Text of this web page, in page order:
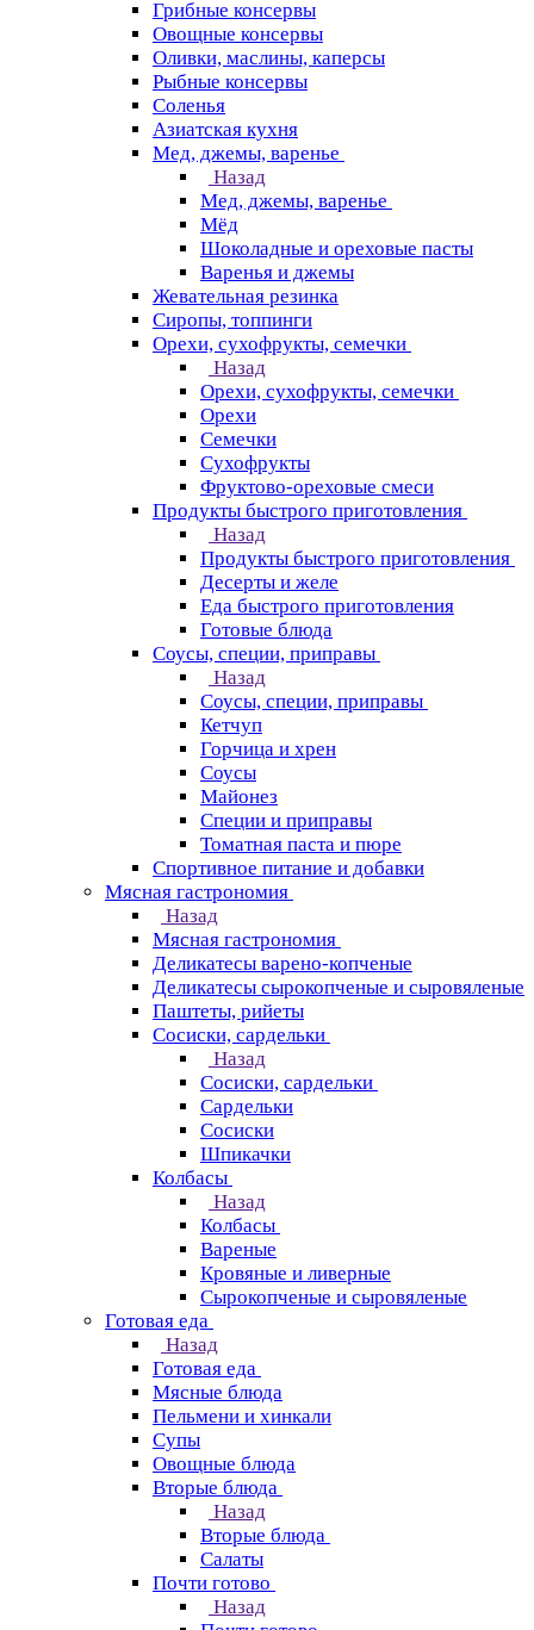
Грибные консервы
Овощные консервы
Оливки, маслины, каперсы
Рыбные консервы
Соленья
Азиатская кухня
Мед, джемы, варенье
Назад
Мед, джемы, варенье
Мёд
Шоколадные и ореховые пасты
Варенья и джемы
Жевательная резинка
Сиропы, топпинги
Орехи, сухофрукты, семечки
Назад
Орехи, сухофрукты, семечки
Орехи
Семечки
Сухофрукты
Фруктово-ореховые смеси
Продукты быстрого приготовления
Назад
Продукты быстрого приготовления
Десерты и желе
Еда быстрого приготовления
Готовые блюда
Соусы, специи, приправы
Назад
Соусы, специи, приправы
Кетчуп
Горчица и хрен
Соусы
Майонез
Специи и приправы
Томатная паста и пюре
Спортивное питание и добавки
Мясная гастрономия
Назад
Мясная гастрономия
Деликатесы варено-копченые
Деликатесы сырокопченые и сыровяленые
Паштеты, рийеты
Сосиски, сардельки
Назад
Сосиски, сардельки
Сардельки
Сосиски
Шпикачки
Колбасы
Назад
Колбасы
Вареные
Кровяные и ливерные
Сырокопченые и сыровяленые
Готовая еда
Назад
Готовая еда
Мясные блюда
Пельмени и хинкали
Супы
Овощные блюда
Вторые блюда
Назад
Вторые блюда
Салаты
Почти готово
Назад